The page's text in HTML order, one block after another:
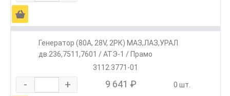
Ä
Генератор (80А, 28V, 2РК) МАЗ,ЛАЗ,УРАЛ
дв.236,7511,7601 / АТЭ-1 / Прамо
3112.3771-01
- + 9 641 ₽ 0 шт.